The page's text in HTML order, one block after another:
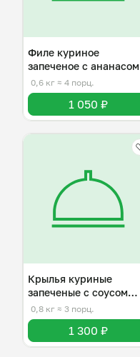
Филе куриное
запеченое с ананасом
0,6 кг ≈ 4 порц.
1 050 ₽
Крылья куриные
запеченые с соусом
терияки
0,8 кг ≈ 3 порц.
1 300 ₽